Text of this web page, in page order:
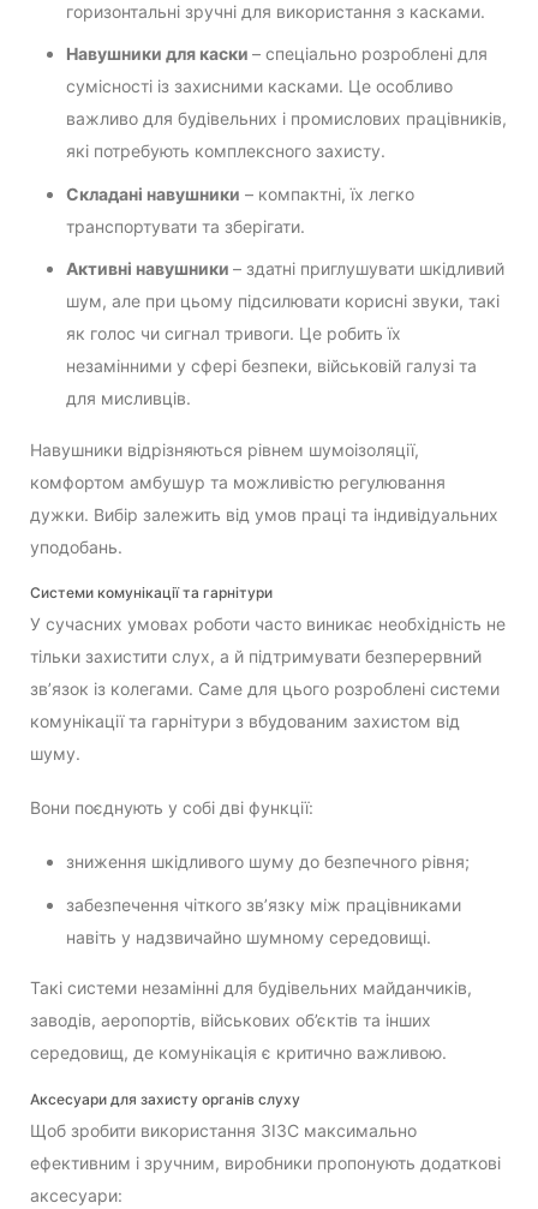
горизонтальні зручні для використання з касками.
Навушники для каски – спеціально розроблені для
сумісності із захисними касками. Це особливо
важливо для будівельних і промислових працівників,
які потребують комплексного захисту.
Складані навушники – компактні, їх легко
транспортувати та зберігати.
Активні навушники – здатні приглушувати шкідливий
шум, але при цьому підсилювати корисні звуки, такі
як голос чи сигнал тривоги. Це робить їх
незамінними у сфері безпеки, військовій галузі та
для мисливців.
Навушники відрізняються рівнем шумоізоляції,
комфортом амбушур та можливістю регулювання
дужки. Вибір залежить від умов праці та індивідуальних
уподобань.
Системи комунікації та гарнітури
У сучасних умовах роботи часто виникає необхідність не
тільки захистити слух, а й підтримувати безперервний
зв’язок із колегами. Саме для цього розроблені системи
комунікації та гарнітури з вбудованим захистом від
шуму.
Вони поєднують у собі дві функції:
зниження шкідливого шуму до безпечного рівня;
забезпечення чіткого зв’язку між працівниками
навіть у надзвичайно шумному середовищі.
Такі системи незамінні для будівельних майданчиків,
заводів, аеропортів, військових об’єктів та інших
середовищ, де комунікація є критично важливою.
Аксесуари для захисту органів слуху
Щоб зробити використання ЗІЗС максимально
ефективним і зручним, виробники пропонують додаткові
аксесуари: